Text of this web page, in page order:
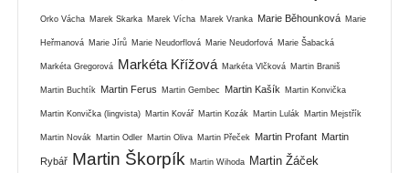
Orko Vácha Marek Skarka Marek Vícha Marek Vranka Marie Běhounková Marie
Heřmanová Marie Jírů Marie Neudorflová Marie Neudorfová Marie Šabacká
Markéta Gregorová Markéta Křížová Markéta Vlčková Martin Braniš
Martin Buchtík Martin Ferus Martin Gembec Martin Kašík Martin Konvička
Martin Konvička (lingvista) Martin Kovář Martin Kozák Martin Lulák Martin Mejstřík
Martin Novák Martin Odler Martin Oliva Martin Přeček Martin Profant Martin
Rybář Martin Škorpík Martin Wihoda Martin Žáček